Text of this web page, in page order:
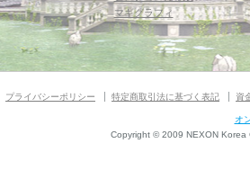
マギグラフィ
プライバシーポリシー 特定商取引法に基づく表記 資
オ
Copyright © 2009 NEXON Korea